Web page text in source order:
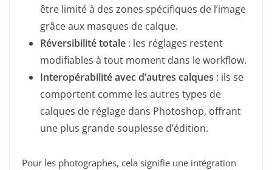
être limité à des zones spécifiques de l’image
grâce aux masques de calque.
Réversibilité totale : les réglages restent
modifiables à tout moment dans le workflow.
Interopérabilité avec d’autres calques : ils se
comportent comme les autres types de
calques de réglage dans Photoshop, offrant
une plus grande souplesse d’édition.
Pour les photographes, cela signifie une intégration